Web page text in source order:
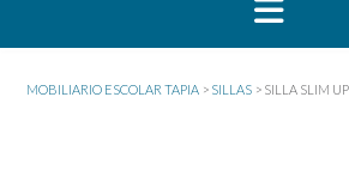
MOBILIARIO ESCOLAR TAPIA > SILLAS > SILLA SLIM UP